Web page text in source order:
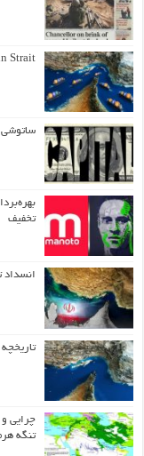
Strait
ساتوشی
تخفیف
انسداد
چرایی
تنگه